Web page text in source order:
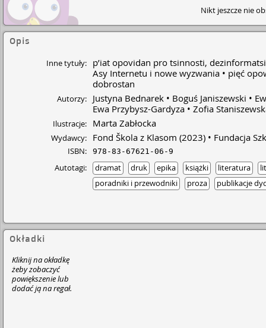
Nikt jeszcze nie
Opis
Inne tytuły:
p’iat opovidan pro tsinnosti,
Asy Internetu i nowe wyzwania
pięć
dobrostan
Autorzy: Justyna Bednarek Boguś Janiszewski
Ewa Przybysz-Gardyza
Zofia
Ilustracje: Marta Zabłocka
Wydawcy: Fond Škola z Klasom (2023) Fundacja
ISBN: 978-83-67621-06-9
Autotagi: dramat druk epika książki literatura
poradniki i przewodniki
proza publikacje
Okładki
Kliknij na okładkę
żeby zobaczyć
powiększenie lub
dodać ją na regał.